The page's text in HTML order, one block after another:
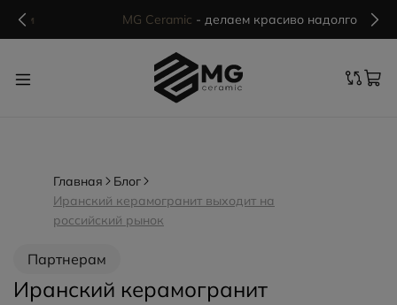
MG Ceramic- делаем красиво надолго
Главная
Блог
Иранский керамогранит выходит на
российский рынок
Партнерам
Иранский керамогранит